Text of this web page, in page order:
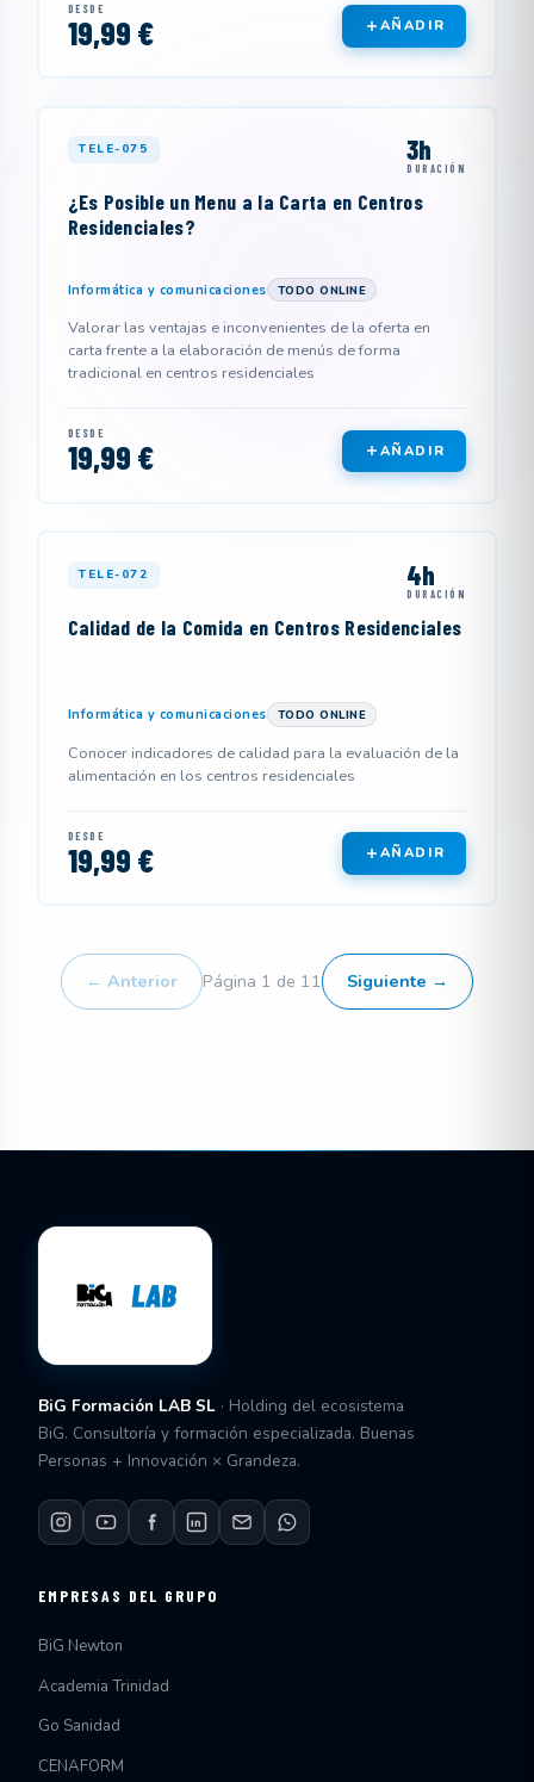
DESDE
19,99 € AÑADIR
TELE-075 3h
DURACIÓN
¿Es Posible un Menu a la Carta en Centros
Residenciales?
Informática y comunicaciones TODO ONLINE
Valorar las ventajas e inconvenientes de la oferta en
carta frente a la elaboración de menús de forma
tradicional en centros residenciales
DESDE
19,99 € AÑADIR
TELE-072 4h
DURACIÓN
Calidad de la Comida en Centros Residenciales
Informática y comunicaciones TODO ONLINE
Conocer indicadores de calidad para la evaluación de la
alimentación en los centros residenciales
DESDE
19,99 € AÑADIR
← Anterior Página 1 de 11 Siguiente →
BiG Formación LAB SL · Holding del ecosistema
BiG. Consultoría y formación especializada. Buenas
Personas + Innovación × Grandeza.
EMPRESAS DEL GRUPO
BiG Newton
Academia Trinidad
Go Sanidad
CENAFORM